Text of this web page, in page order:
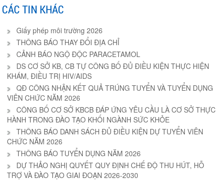
CÁC TIN KHÁC
Giấy phép môi trường 2026
THÔNG BÁO THAY ĐỔI ĐỊA CHỈ
CẢNH BÁO NGỘ ĐỘC PARACETAMOL
DS CƠ SỞ KB, CB TỰ CÔNG BỐ ĐỦ ĐIỀU KIỆN THỰC HIỆN
KHÁM, ĐIỀU TRỊ HIV/AIDS
QĐ CÔNG NHẬN KẾT QUẢ TRÚNG TUYỂN VÀ TUYỂN DỤNG
VIÊN CHỨC NĂM 2026
CÔNG BỐ CƠ SỞ KBCB ĐÁP ỨNG YÊU CẦU LÀ CƠ SỞ THỰC
HÀNH TRONG ĐÀO TẠO KHỐI NGÀNH SỨC KHỎE
THÔNG BÁO DANH SÁCH ĐỦ ĐIỀU KIỆN DỰ TUYỂN VIÊN
CHỨC NĂM 2026
THÔNG BÁO TUYỂN DỤNG NĂM 2026
DỰ THẢO NGHỊ QUYẾT QUY ĐỊNH CHẾ ĐỘ THU HÚT, HỖ
TRỢ VÀ ĐÀO TẠO GIAI ĐOẠN 2026-2030